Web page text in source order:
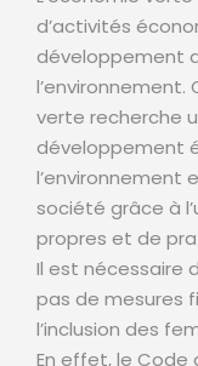
d’activités
développement
l’environnement.
verte recherche
développement
l’environnement
société grâce à
propres et de
Il est nécessaire
pas de mesures
l’inclusion des
En effet, le Code